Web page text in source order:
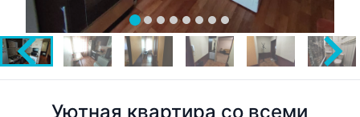
Уютная квартира со всеми